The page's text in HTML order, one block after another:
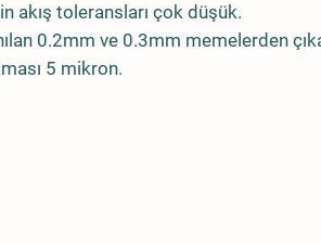
akış toleransları çok düşük.
0.2mm ve 0.3mm memelerden
5 mikron.